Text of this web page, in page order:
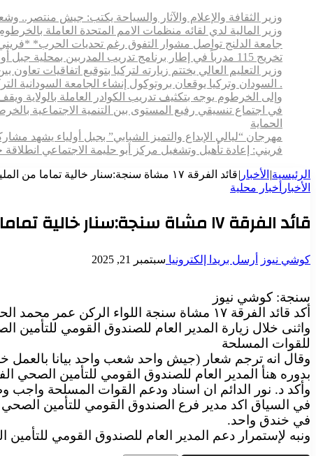
وزير الثقافة والإعلام والآثار والسياحة يكتب: جيش منتصر..
وزير المالية لدي لقائه منظمات الامم المتحدة العاملة
جامعة الدلنج تواصل مشوار التفوق رغم تحديات الحرب*
تخريج 115 مدرباً في إطار برنامج تدريب المدربين بمحلية جبل أولياء
وزير التعليم العالي يختتم زيارته لتركيا بتوقيع اتفاقيات
. السودان وتركيا يوقعان بروتوكول إنشاء الجامعة السودانية التركية
وإلى الخرطوم يوجه بتكثيف تدريب الكوادر العاملة بالولاية
في اجتماع تنسيقي رفيع المستوى بين التنمية الاجتماعية
الحماية
مهرجان “ليالي الإبداع والتميز الشبابي” بجبل أولياء يشهد
فريني: إعادة تأهيل وتشغيل مركز أبو حليمة الاجتماعي انطلاقة
الرئيسية| الأخبار |قائد الفرقة ١٧ مشاة سنجة:سنار خالية تماما من المليشيا المتمردة والتأمين الصحي داعم للقوات المسلحة
الأخبار أخبار محلية
قائد الفرقة ١٧ مشاة سنجة:سنار خالية تماما من المليشيا المتمردة والتأمين الصحي داعم للقوات المسلحة
كوشي نيوز أرسل بريدا إلكترونيا سبتمبر 21, 2025
سنجة: كوشي نيوز
أكد قائد الفرقة ١٧ مشاة سنجة اللواء الركن عمر محمد الحسن خلو ولاية سنار تماما من مليشيا الدعم السريع المتمردة.
للقوات المسلحة
وقال انه ترجم شعار (جيش واحد شعب واحد بيانا بالعمل
بدوره هنأ المدير العام للصندوق القومي للتأمين الصحي الفرقة ١٧ بتنظيف الولاية من
وأكد د. نور الدائم ان اسناد ودعم القوات المسلحة واجب
في السياق اكد مدير فرع الصندوق القومي للتأمين
في خندق واحد.
ونبه لإستمرار دعم المدير العام للصندوق القومي